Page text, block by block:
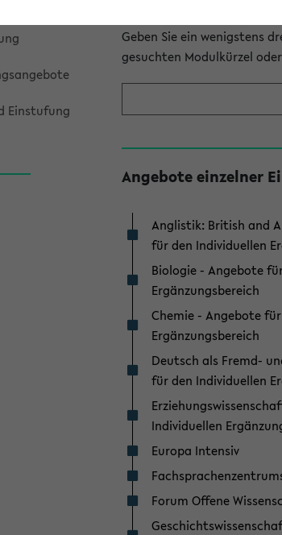
Einstufung
Geben Sie ein wenigstens
gesuchten Modulkürzel
Angebote einzelner
Anglistik: British and
für den Individuellen
Biologie - Angebote
Ergänzungsbereich
Chemie - Angebote
Ergänzungsbereich
Deutsch als Fremd-
für den Individuellen
Individuellen
Europa Intensiv
Forum Offene